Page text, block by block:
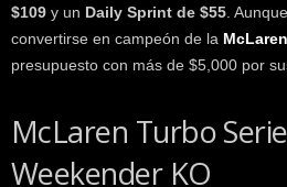
$109 y un Daily Sprint de $55 .
convertirse en campeón de la
presupuesto con más de $5,000 por
McLaren Turbo
Weekender KO